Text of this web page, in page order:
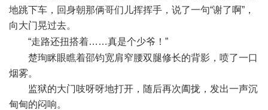
地跳下车，回身朝那俩哥们儿挥挥手，说了一句“谢了啊”，
向大门晃过去。
“走路还扭搭着……真是个少爷！”
楚珣眯眼瞧着邵钧宽肩窄腰双腿修长的背影，喷了一口
烟雾。
监狱的大门吱呀呀地打开，随后再次阖拢，发出一声沉
甸甸的闷响。